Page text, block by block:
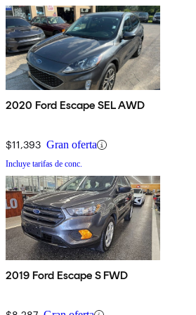
2020 Ford Escape SEL AWD
$11,393 Gran oferta
Incluye tarifas de conc.
2019 Ford Escape S FWD